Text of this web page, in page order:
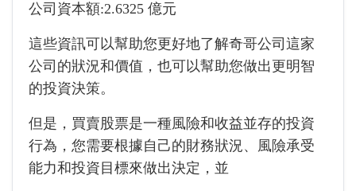
公司資本額:2.6325 億元
這些資訊可以幫助您更好地了解奇哥公司 這家
公司的狀況和價值，也可以幫助您做出更明智
的投資決策。
但是，買賣股票是一種風險和收益並存的投資
行為，您需要根據自己的財務狀況、風險承受
能力和投資目標來做出決定，並